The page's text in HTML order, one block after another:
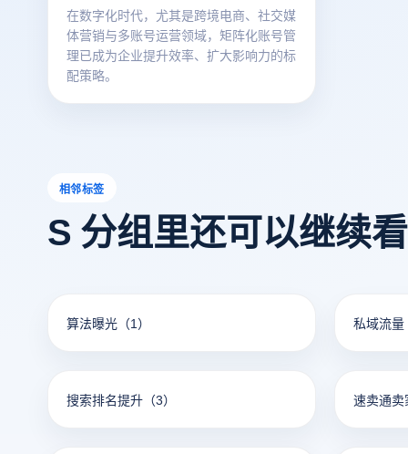
在数字化时代，尤其是跨境电商、社交媒
体营销与多账号运营领域，矩阵化账号管
理已成为企业提升效率、扩大影响力的标
配策略。
相邻标签
S 分组里还可以继续
算法曝光 （1） 私域流量
搜索排名提升 （3） 速卖通